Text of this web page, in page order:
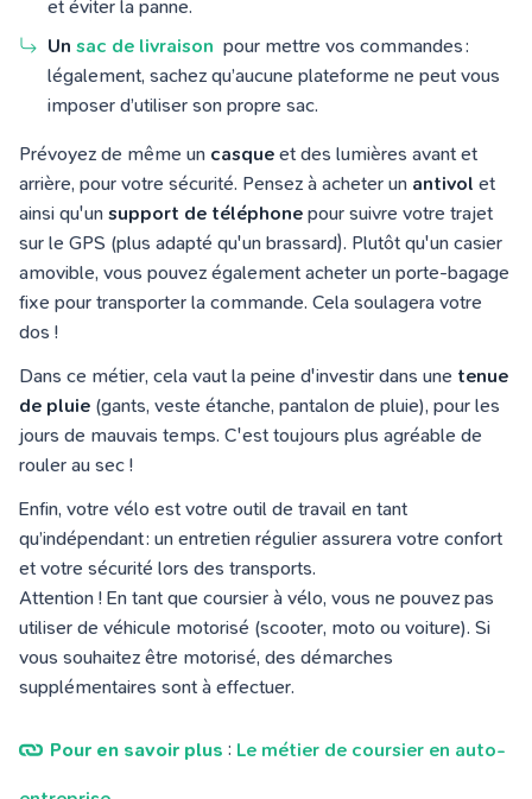
et éviter la panne.
Un sac de livraison pour mettre vos commandes :
légalement, sachez qu’aucune plateforme ne peut vous
imposer d’utiliser son propre sac.
Prévoyez de même un casque et des lumières avant et
arrière, pour votre sécurité. Pensez à acheter un antivol et
ainsi qu'un support de téléphone pour suivre votre trajet
sur le GPS (plus adapté qu'un brassard). Plutôt qu'un casier
amovible, vous pouvez également acheter un porte-bagage
fixe pour transporter la commande. Cela soulagera votre
dos !
Dans ce métier, cela vaut la peine d'investir dans une tenue
de pluie (gants, veste étanche, pantalon de pluie), pour les
jours de mauvais temps. C'est toujours plus agréable de
rouler au sec !
Enfin, votre vélo est votre outil de travail en tant
qu’indépendant : un entretien régulier assurera votre confort
et votre sécurité lors des transports.
Attention ! En tant que coursier à vélo, vous ne pouvez pas
utiliser de véhicule motorisé (scooter, moto ou voiture). Si
vous souhaitez être motorisé, des démarches
supplémentaires sont à effectuer.
Pour en savoir plus : Le métier de coursier en auto-